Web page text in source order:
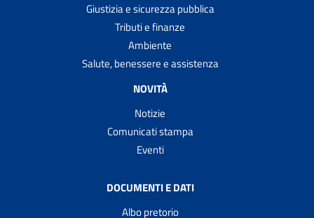
Giustizia e sicurezza pubblica
Tributi e finanze
Ambiente
Salute, benessere e assistenza
NOVITÀ
Notizie
Comunicati stampa
Eventi
DOCUMENTI E DATI
Albo pretorio